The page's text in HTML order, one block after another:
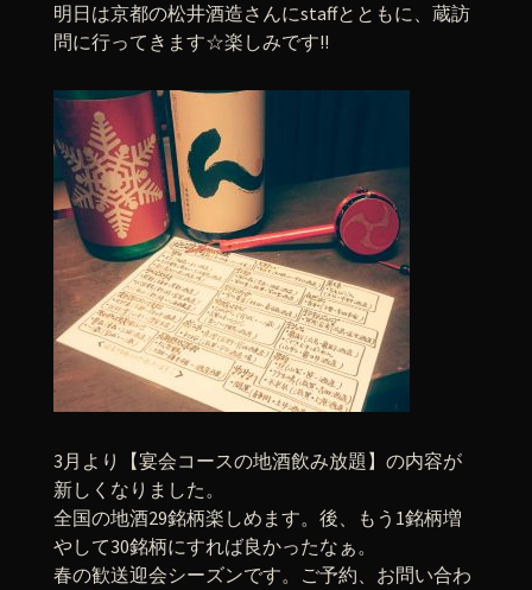
明日は京都の松井酒造さんにstaffとともに、蔵訪
問に行ってきます☆楽しみです!!
3月より【宴会コースの地酒飲み放題】の内容が
新しくなりました。
全国の地酒29銘柄楽しめます。後、もう1銘柄増
やして30銘柄にすれば良かったなぁ。
春の歓送迎会シーズンです。ご予約、お問い合わ